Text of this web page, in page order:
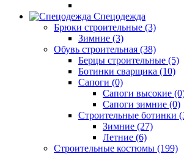
Спецодежда
Брюки строительные (3)
Зимние (3)
Обувь строительная (38)
Берцы строительные (5)
Ботинки сварщика (10)
Сапоги (0)
Сапоги высокие
Сапоги зимние (0)
Строительные ботинки
Зимние (27)
Летние (6)
Строительные костюмы (199)